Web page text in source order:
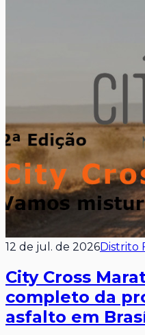
12 de jul. de 2026Distrito
City Cross
completo da
asfalto em